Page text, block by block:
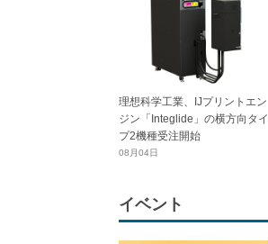
理想科学工業、IJプリントエン
ジン「Integlide」の横方向タイ
プ2機種受注開始
08月04日
イベント